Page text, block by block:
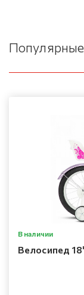
В наличии
Велосипед